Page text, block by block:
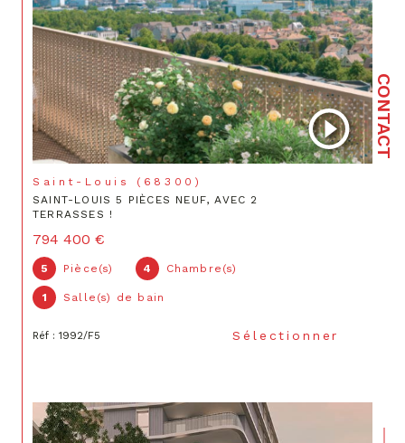
CONTACT
Saint-Louis (68300)
SAINT-LOUIS 5 PIÈCES NEUF, AVEC 2
TERRASSES !
794 400 €
5 Pièce(s) 4 Chambre(s)
1 Salle(s) de bain
Réf : 1992/F5 Sélectionner